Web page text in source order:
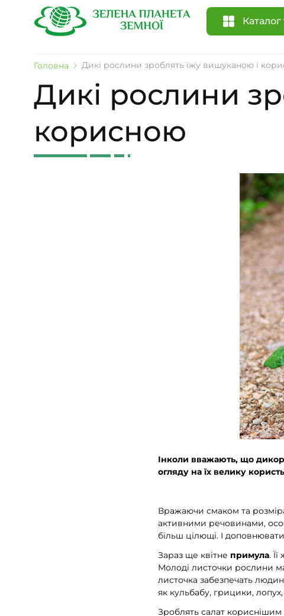
Каталог
Головна Дикі рослини зроблять їжу вишуканою і
Дикі рослини
корисною
Інколи вважають, що
огляду на їх велику
Вражаючи смаком та
активними речовинами,
більш цілющі. І
Зараз ще квітне примула.
Молоді листочки рослини
листочка забезпечать
як кульбабу, грицики,
Зроблять салат кориснішим